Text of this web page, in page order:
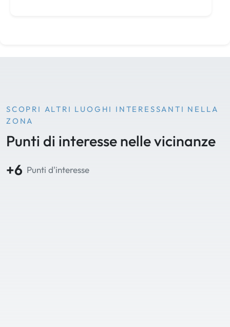
SCOPRI ALTRI LUOGHI INTERESSANTI NELLA
ZONA
Punti di interesse nelle vicinanze
+6 Punti d'interesse